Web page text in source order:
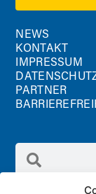
NEWS
KONTAKT
IMPRESSUM
PARTNER